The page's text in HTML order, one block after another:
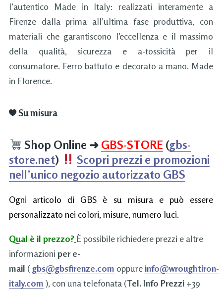
l’autentico Made in Italy: realizzati interamente a
Firenze dalla prima all’ultima fase produttiva, con
materiali che garantiscono l’eccellenza e il massimo
della qualità, sicurezza e a-tossicità per il
consumatore. Ferro battuto e decorato a mano. Made
in Florence.
Su misura
Shop Online ➜ GBS-STORE (gbs-
store.net)
Scopri prezzi e promozioni
nell’unico negozio autorizzato GBS
Ogni articolo di GBS è su misura e può essere
personalizzato nei colori, misure, numero luci.
Qual è il prezzo? È possibile richiedere prezzi e altre
informazioni per e-
mail ( gbs@gbsfirenze.com oppure info@wroughtiron-
italy.com ), con una telefonata (Tel. Info Prezzi +39